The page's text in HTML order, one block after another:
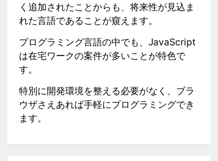
く追加されたことからも、将来性が見込ま
れた言語であることが窺えます。
プログラミング言語の中でも、JavaScript
は在宅ワークの案件が多いことが特色で
す。
特別に開発環境を整える必要がなく、ブラ
ウザさえあれば手軽にプログラミングでき
ます。